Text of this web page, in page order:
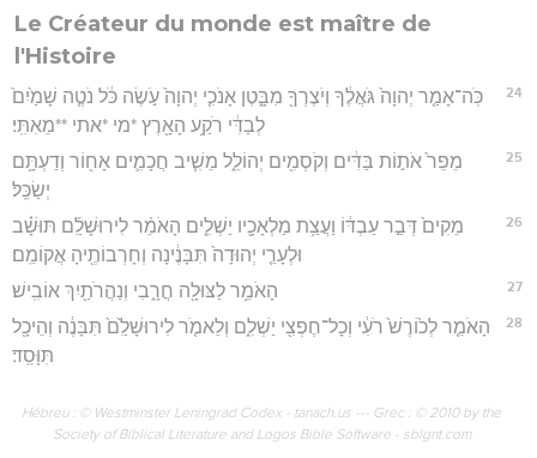
Le Créateur du monde est maître de
l'Histoire
24
כֹּֽה־אָמַ֤ר יְהוָה֙ גֹּאֲלֶ֔ךָ וְיֹצֶרְךָ֖ מִבָּ֑טֶן אָנֹכִ֤י יְהוָה֙ עֹ֣שֶׂה כֹּ֔ל נֹטֶ֤ה שָׁמַ֙יִם֙
לְבַדִּ֔י רֹקַ֥ע הָאָ֖רֶץ *מי *אתי **מֵאִתִּֽי׃
25
מֵפֵר֙ אֹת֣וֹת בַּדִּ֔ים וְקֹסְמִ֖ים יְהוֹלֵ֑ל מֵשִׁ֧יב חֲכָמִ֛ים אָח֖וֹר וְדַעְתָּ֥ם
יְשַׂכֵּֽל׃
26
מֵקִים֙ דְּבַ֣ר עַבְדּ֔וֹ וַעֲצַ֥ת מַלְאָכָ֖יו יַשְׁלִ֑ים הָאֹמֵ֨ר לִירוּשָׁלִַ֜ם תּוּשָׁ֗ב
וּלְעָרֵ֤י יְהוּדָה֙ תִּבָּנֶ֔ינָה וְחָרְבוֹתֶ֖יהָ אֲקוֹמֵֽם׃
27 הָאֹמֵ֥ר לַצּוּלָ֖ה חֳרָ֑בִי וְנַהֲרֹתַ֖יִךְ אוֹבִֽישׁ׃
28
הָאֹמֵ֤ר לְכ֙וֹרֶשׁ֙ רֹעִ֔י וְכָל־חֶפְצִ֖י יַשְׁלִ֑ם וְלֵאמֹ֤ר לִירוּשָׁלִַ֙ם֙ תִּבָּנֶ֔ה וְהֵיכָ֖ל
תִּוָּסֵֽד׃
Hébreu : © Westminster Leningrad Codex - tanach.us --- Grec : © 2010 by the
Society of Biblical Literature and Logos Bible Software - sblgnt.com